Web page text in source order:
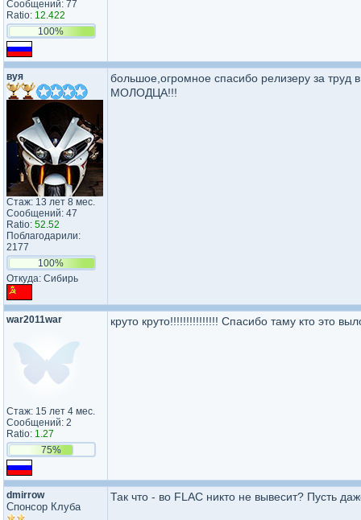
Сообщений: 77
Ratio: 12.422
100%
вуя
Стаж: 13 лет 8 мес.
Сообщений: 47
Ratio: 52.52
Поблагодарили:
2177
100%
Откуда: Сибирь
большое,огромное спасибо релизеру за труд
МОЛОДЦА!!!
war2011war
Стаж: 15 лет 4 мес.
Сообщений: 2
Ratio: 1.27
75%
круто круто!!!!!!!!!!!!!!! Спасибо таму кто это
dmirrow
Спонсор Клуба
Так что - во FLAC никто не вывесит? Пусть